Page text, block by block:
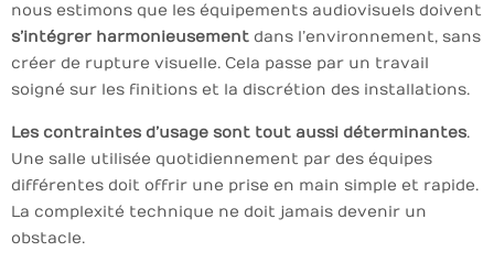
nous estimons que les équipements audiovisuels doivent
s’intégrer harmonieusement dans l’environnement, sans
créer de rupture visuelle. Cela passe par un travail
soigné sur les finitions et la discrétion des installations.
Les contraintes d’usage sont tout aussi déterminantes.
Une salle utilisée quotidiennement par des équipes
différentes doit offrir une prise en main simple et rapide.
La complexité technique ne doit jamais devenir un
obstacle.